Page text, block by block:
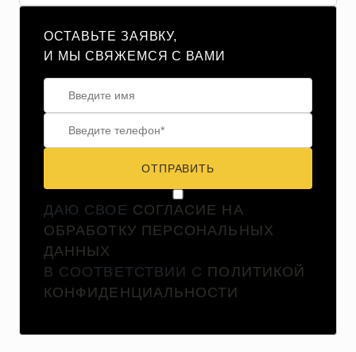
ОСТАВЬТЕ ЗАЯВКУ,
И МЫ СВЯЖЕМСЯ С ВАМИ
ОТПРАВИТЬ
ДАЮ СВОЕ СОГЛАСИЕ НА
ОБРАБОТКУ ПЕРСОНАЛЬНЫХ
ДАННЫХ
В СООТВЕТСТВИИ С ПОЛИТИКОЙ
КОНФИДЕНЦИАЛЬНОСТИ